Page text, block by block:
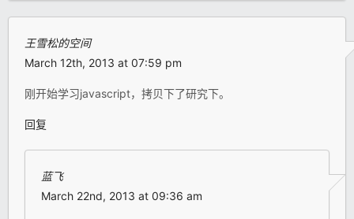
王雪松的空间
March 12th, 2013 at 07:59 pm
刚开始学习javascript，拷贝下了研究下。
回复
蓝飞
March 22nd, 2013 at 09:36 am